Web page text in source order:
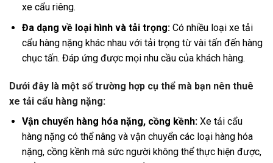
xe cẩu riêng.
Đa dạng về loại hình và tải trọng:Có nhiều loại xe tải
cẩu hàng nặng khác nhau với tải trọng từ vài tấn đến hàng
chục tấn. Đáp ứng được mọi nhu cầu của khách hàng.
Dưới đây là một số trường hợp cụ thể mà bạn nên thuê
xe tải cẩu hàng nặng:
Vận chuyển hàng hóa nặng, cồng kềnh:Xe tải cẩu
hàng nặng có thể nâng và vận chuyển các loại hàng hóa
nặng, cồng kềnh mà sức người không thể thực hiện được,